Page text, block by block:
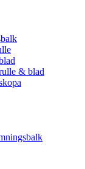
& blad